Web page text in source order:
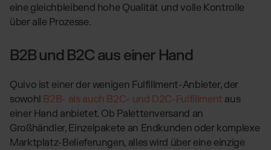
eine gleichbleibend hohe Qualität und volle Kontrolle
über alle Prozesse.
B2B und B2C aus einer Hand
Quivo ist einer der wenigen Fulfillment-Anbieter, der
sowohl B2B- als auch B2C- und D2C-Fulfillment aus
einer Hand anbietet. Ob Palettenversand an
Großhändler, Einzelpakete an Endkunden oder komplexe
Marktplatz-Belieferungen, alles wird über eine einzige